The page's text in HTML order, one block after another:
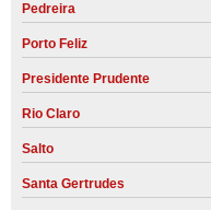
Pedreira
Porto Feliz
Presidente Prudente
Rio Claro
Salto
Santa Gertrudes